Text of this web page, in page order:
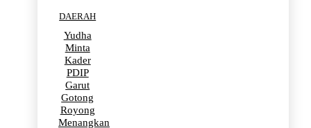
DAERAH
Yudha
Minta
Kader
PDIP
Garut
Gotong
Royong
Menangkan